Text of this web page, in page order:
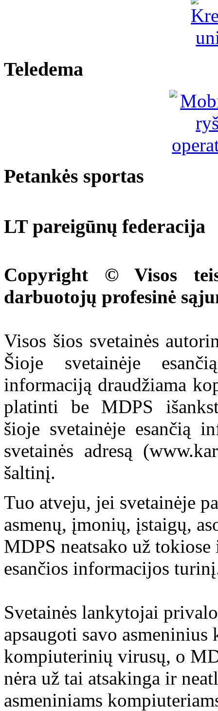
Teledema
Petankės sportas
LT pareigūnų federacija
Copyright © Visos
darbuotojų profesinė
Visos šios svetainės
Šioje svetainėje
informaciją draudžiama
platinti be MDPS
šioje svetainėje esančią
svetainės adresą
šaltinį.
Tuo atveju, jei svetainėje
asmenų, įmonių, įstaigų,
MDPS neatsako už tokiose
esančios informacijos
Svetainės lankytojai
apsaugoti savo
kompiuterinių virusų, o
nėra už tai atsakinga ir
asmeniniams